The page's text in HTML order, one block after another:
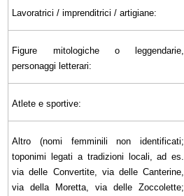
Lavoratrici / imprenditrici / artigiane:
Figure mitologiche o leggendarie,
personaggi letterari:
Atlete e sportive:
Altro (nomi femminili non identificati;
toponimi legati a tradizioni locali, ad es.
via delle Convertite, via delle Canterine,
via della Moretta, via delle Zoccolette;